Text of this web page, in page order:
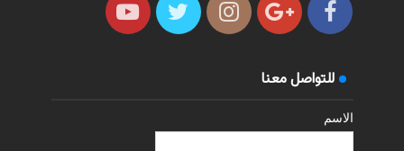
للتواصل معنا
الاسم